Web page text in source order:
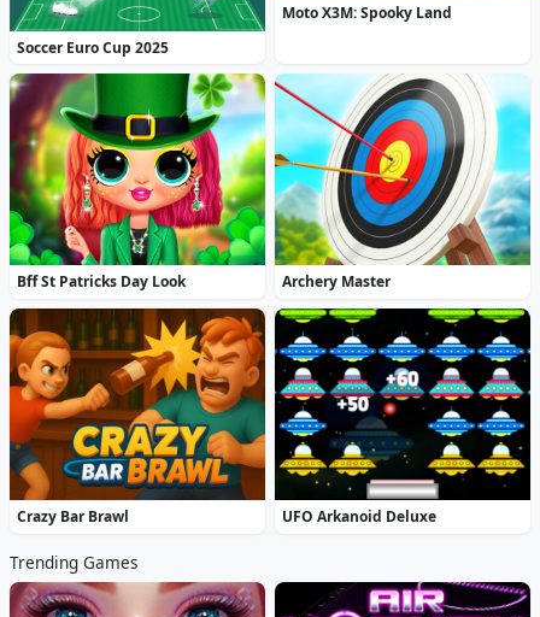
Soccer Euro Cup 2025
Moto X3M: Spooky Land
Bff St Patricks Day Look Archery Master
Crazy Bar Brawl UFO Arkanoid Deluxe
Trending Games